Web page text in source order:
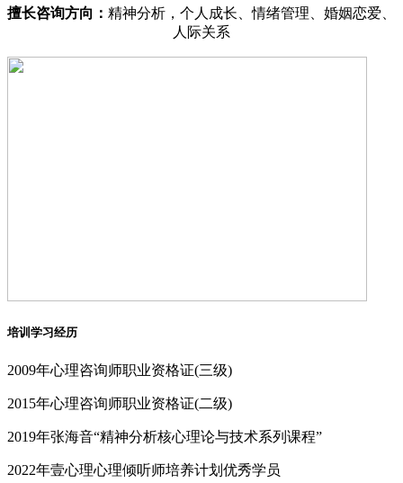
擅长咨询方向： 精神分析，个人成长、情绪管理、婚姻恋爱、
人际关系
培训学习经历
2009年心理咨询师职业资格证(三级)
2015年心理咨询师职业资格证(二级)
2019年张海音“精神分析核心理论与技术系列课程”
2022年壹心理心理倾听师培养计划优秀学员